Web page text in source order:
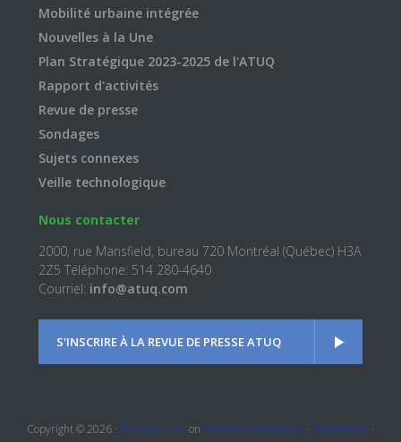
Mobilité urbaine intégrée
Nouvelles à la Une
Plan Stratégique 2023-2025 de l'ATUQ
Rapport d'activités
Revue de presse
Sondages
Sujets connexes
Veille technologique
Nous contacter
2000, rue Mansfield, bureau 720 Montréal (Québec) H3A
2Z5 Téléphone: 514 280-4640
Courriel: info@atuq.com
S'INSCRIRE À LA REVUE DE PRESSE ATUQ
Copyright © 2026 · Kickstart Pro on Genesis Framework · WordPress ·